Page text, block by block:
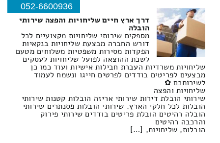
052-6600936
דרך ארץ חיים שליחויות והפצה שירותי
הובלה
מספקים שירותי שליחויות מקצועיים לכל
דורש החברה מבצעת שליחויות בנקאיות
הפקדות מסירות משפטיות משלוחים מטעם
לשכת ההוצאה לפועל שליחויות לעסקים
שליחויות משרדיות העברת חבילות אישיות ועוד כמו כן
מבצעים לפריטים בודדים לפרטים חייגו ונשמח לעמוד
לשירותכם ✿
שליחויות והפצה
שירותי הובלת דירות שירותי אריזה הובלות קטנות שירותי
הובלות לכל חלקי הארץ. שירותי הובלות פסנתרים שירותי
הובלה רהיטים הובלת פריטים בודדים שירותי פירוק
והרכבה רהיטים
הובלות, שליחויות, […]